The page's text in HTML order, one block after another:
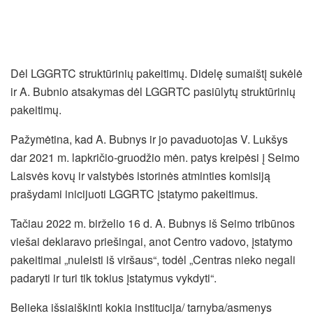
Dėl LGGRTC struktūrinių pakeitimų. Didelę sumaištį sukėlė
ir A. Bubnio atsakymas dėl LGGRTC pasiūlytų struktūrinių
pakeitimų.
Pažymėtina, kad A. Bubnys ir jo pavaduotojas V. Lukšys
dar 2021 m. lapkričio-gruodžio mėn. patys kreipėsi į Seimo
Laisvės kovų ir valstybės istorinės atminties komisiją
prašydami inicijuoti LGGRTC įstatymo pakeitimus.
Tačiau 2022 m. birželio 16 d. A. Bubnys iš Seimo tribūnos
viešai deklaravo priešingai, anot Centro vadovo, įstatymo
pakeitimai „nuleisti iš viršaus“, todėl „Centras nieko negali
padaryti ir turi tik tokius įstatymus vykdyti“.
Belieka išsiaiškinti kokia institucija/ tarnyba/asmenys